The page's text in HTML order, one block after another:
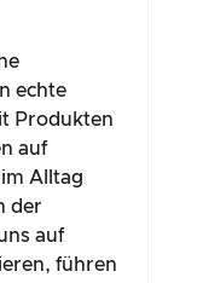
echte
Produkten
auf
Alltag
der
auf
führen